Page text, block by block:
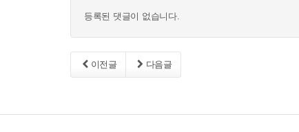
등록된 댓글이 없습니다.
이전글 다음글